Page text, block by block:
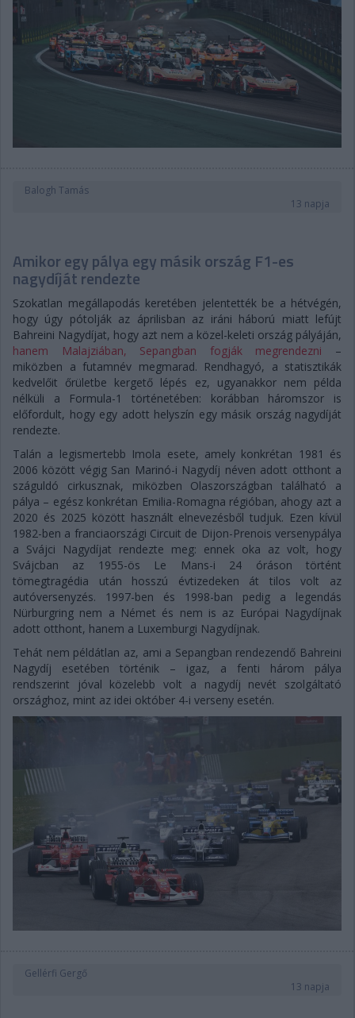
Balogh Tamás
13 napja
Amikor egy pálya egy másik ország F1-es
nagydíját rendezte
Szokatlan megállapodás keretében jelentették be a hétvégén,
hogy úgy pótolják az áprilisban az iráni háború miatt lefújt
Bahreini Nagydíjat, hogy azt nem a közel-keleti ország pályáján,
hanem Malajziában, Sepangban fogják megrendezni –
miközben a futamnév megmarad. Rendhagyó, a statisztikák
kedvelőit őrületbe kergető lépés ez, ugyanakkor nem példa
nélküli a Formula-1 történetében: korábban háromszor is
előfordult, hogy egy adott helyszín egy másik ország nagydíját
rendezte.
Talán a legismertebb Imola esete, amely konkrétan 1981 és
2006 között végig San Marinó-i Nagydíj néven adott otthont a
száguldó cirkusznak, miközben Olaszországban található a
pálya – egész konkrétan Emilia-Romagna régióban, ahogy azt a
2020 és 2025 között használt elnevezésből tudjuk. Ezen kívül
1982-ben a franciaországi Circuit de Dijon-Prenois versenypálya
a Svájci Nagydíjat rendezte meg: ennek oka az volt, hogy
Svájcban az 1955-ös Le Mans-i 24 óráson történt
tömegtragédia után hosszú évtizedeken át tilos volt az
autóversenyzés. 1997-ben és 1998-ban pedig a legendás
Nürburgring nem a Német és nem is az Európai Nagydíjnak
adott otthont, hanem a Luxemburgi Nagydíjnak.
Tehát nem példátlan az, ami a Sepangban rendezendő Bahreini
Nagydíj esetében történik – igaz, a fenti három pálya
rendszerint jóval közelebb volt a nagydíj nevét szolgáltató
országhoz, mint az idei október 4-i verseny esetén.
Gellérfi Gergő
13 napja